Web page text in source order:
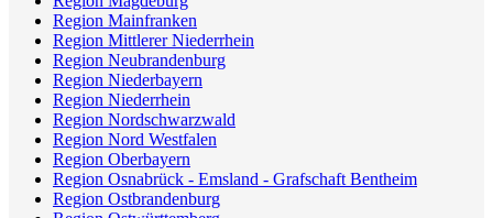
Region Mainfranken
Region Mittlerer Niederrhein
Region Neubrandenburg
Region Niederbayern
Region Niederrhein
Region Nordschwarzwald
Region Nord Westfalen
Region Oberbayern
Region Osnabrück - Emsland - Grafschaft Bentheim
Region Ostbrandenburg